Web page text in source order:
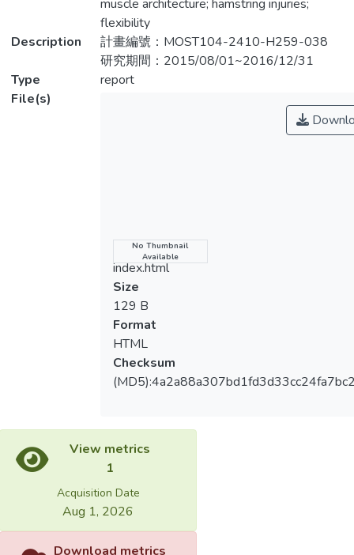
防腿後腱肌損傷研究結果仍未定論。研究發
現，特殊肌力運動，如「仰躺腿部捲曲
(supine leg curl，SLC) 及髖關節伸展運動
(hip extension，HE) 肌力運動型態」，主要
誘發股二頭肌產生較大動作電位活性。此
外，「主動開放動力鍊式伸展運動」，似乎
會降低肌肉功能表現，但「主動閉鎖式伸展
與IPC處理，對反覆衝刺跑後肌肉功能及肌
肉損傷影響為何，尚無研究提出論證。研究
目的：第一年計畫：探討(1)不同訓練組數
之特殊肌力及主動式伸展運動，對腿後腱肌
肌肉結構、肌力及肌肉損傷指標之影響、
(2)不同組數之特殊肌力與主動式伸展運動
後對反覆衝刺跑損傷影響。延續第一年，第
二年計畫：探討(1)連續1、3及5天之肌力及
響。延續第二年，第三年計畫：探討(1)是
否長期肌力運動、主動式伸展運動及伸展搭
配IPC處理能降低反覆衝刺跑損傷。研究方
法：第一年將招募60名一般健康大專男性
(柔軟度及離心肌力不足)，隨機分成5組 (每
組各12名)。第一組：SLC組、第二組：HE
組、第三組：主動式直膝抬腿伸展(active
muscle architecture; hamstring injuries;
flexibility
Description
計畫編號：MOST104-2410-H259-038
研究期間：2015/08/01~2016/12/31
Type
report
File(s)
No Thumbnail
Available
Name
index.html
Size
129 B
Format
HTML
Checksum
View metrics
1
Acquisition Date
Aug 1, 2026
Download metrics